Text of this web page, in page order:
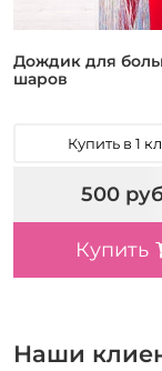
Дождик для
шаров
Купить в 1
500
Купить
Наши